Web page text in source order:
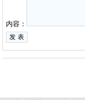
内容：